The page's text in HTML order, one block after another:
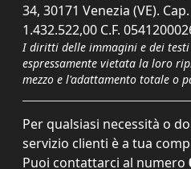
34, 30171 Venezia (VE).
1.432.522,00 C.F.
I diritti delle immagini e dei testi
espressamente vietata la loro
mezzo e l'adattamento totale o
Per qualsiasi necessità o
servizio clienti è a tua
Puoi contattarci al numero